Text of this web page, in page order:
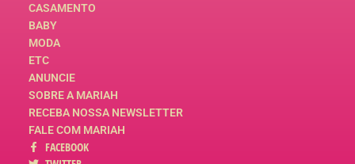
CASAMENTO
BABY
MODA
ETC
ANUNCIE
SOBRE A MARIAH
RECEBA NOSSA NEWSLETTER
FALE COM MARIAH
FACEBOOK